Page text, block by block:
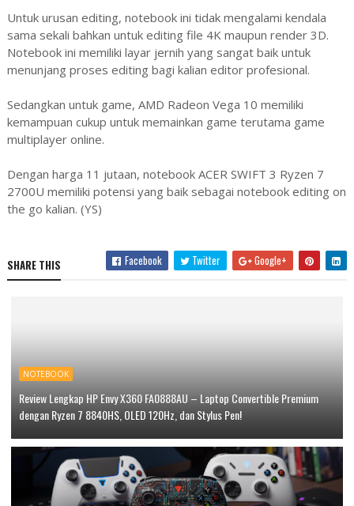
Untuk urusan editing, notebook ini tidak mengalami kendala
sama sekali bahkan untuk editing file 4K maupun render 3D.
Notebook ini memiliki layar jernih yang sangat baik untuk
menunjang proses editing bagi kalian editor profesional.
Sedangkan untuk game, AMD Radeon Vega 10 memiliki
kemampuan cukup untuk memainkan game terutama game
multiplayer online.
Dengan harga 11 jutaan, notebook ACER SWIFT 3 Ryzen 7
2700U memiliki potensi yang baik sebagai notebook editing on
the go kalian. (YS)
SHARE THIS Facebook Twitter Google+
NOTEBOOK
Review Lengkap HP Envy X360 FA0888AU – Laptop Convertible Premium
dengan Ryzen 7 8840HS, OLED 120Hz, dan Stylus Pen!